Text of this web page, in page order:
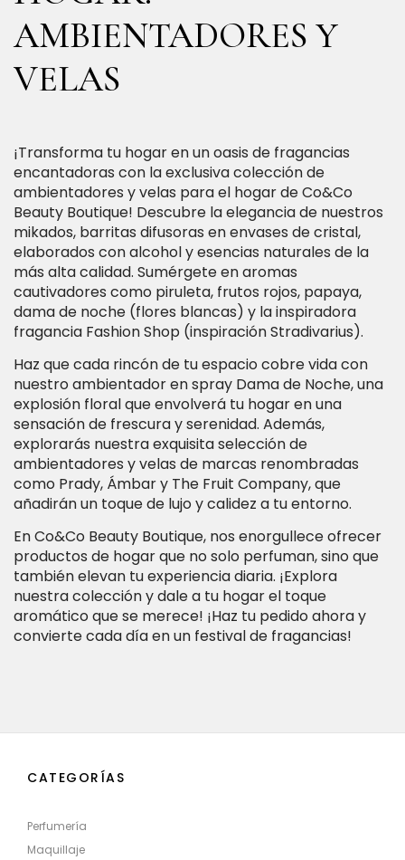
AMBIENTADORES Y
VELAS
¡Transforma tu hogar en un oasis de fragancias
encantadoras con la exclusiva colección de
ambientadores y velas para el hogar de Co&Co
Beauty Boutique! Descubre la elegancia de nuestros
mikados, barritas difusoras en envases de cristal,
elaborados con alcohol y esencias naturales de la
más alta calidad. Sumérgete en aromas
cautivadores como piruleta, frutos rojos, papaya,
dama de noche (flores blancas) y la inspiradora
fragancia Fashion Shop (inspiración Stradivarius).
Haz que cada rincón de tu espacio cobre vida con
nuestro ambientador en spray Dama de Noche, una
explosión floral que envolverá tu hogar en una
sensación de frescura y serenidad. Además,
explorarás nuestra exquisita selección de
ambientadores y velas de marcas renombradas
como Prady, Ámbar y The Fruit Company, que
añadirán un toque de lujo y calidez a tu entorno.
En Co&Co Beauty Boutique, nos enorgullece ofrecer
productos de hogar que no solo perfuman, sino que
también elevan tu experiencia diaria. ¡Explora
nuestra colección y dale a tu hogar el toque
aromático que se merece! ¡Haz tu pedido ahora y
convierte cada día en un festival de fragancias!
CATEGORÍAS
Perfumería
Maquillaje